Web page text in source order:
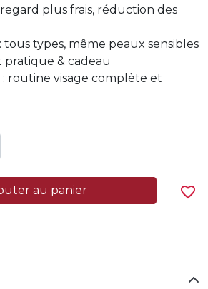
regard plus frais, réduction des
: tous types, même peaux sensibles
pratique & cadeau
: routine visage complète et
au panier favorite_border